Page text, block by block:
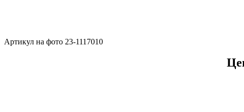
Артикул на фото 23-1117010